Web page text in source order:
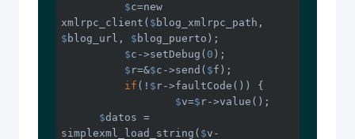
$c=new
xmlrpc_client( $
$ blog_url, $ blog_puerto);
$c->setDebug( 0 );
$ r=&$c->send( $f);
if (! $ r->faultCode()) {
$v=$ r->value();
$datos =
simplexml_load_string( $v-